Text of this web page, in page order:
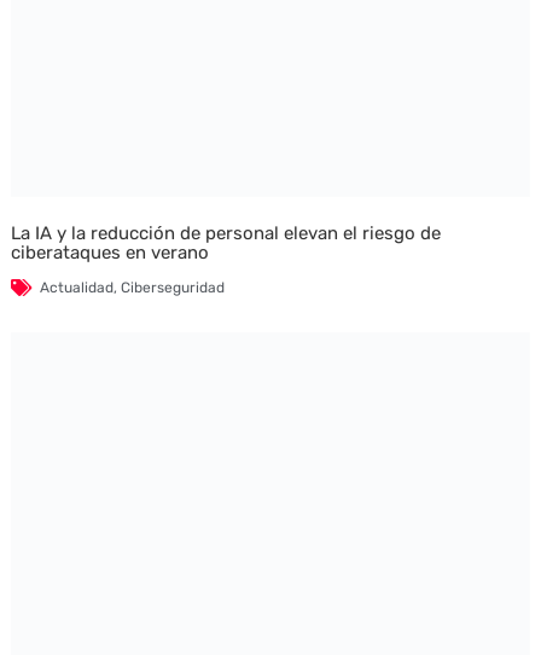
La IA y la reducción de personal elevan el riesgo de
ciberataques en verano
Actualidad, Ciberseguridad